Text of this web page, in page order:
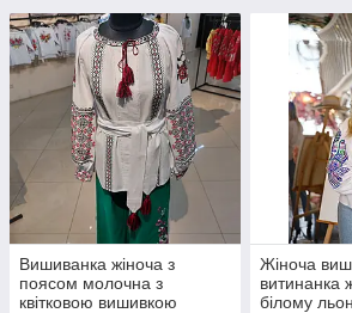
Вишиванка жіноча з
поясом молочна з
квітковою вишивкою
Жіноча
витинанка
білому